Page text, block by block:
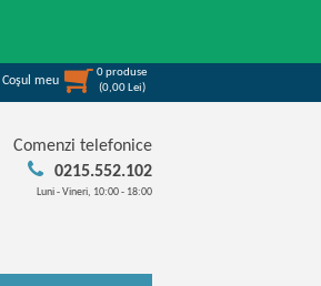
Coşul meu
0produse
(0,00 Lei)
Comenzi telefonice
0215.552.102
Luni - Vineri, 10:00 - 18:00